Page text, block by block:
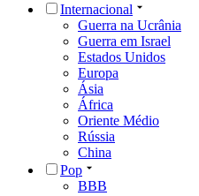
Internacional
Guerra na Ucrânia
Guerra em Israel
Estados Unidos
Europa
Ásia
África
Oriente Médio
Rússia
China
Pop
BBB